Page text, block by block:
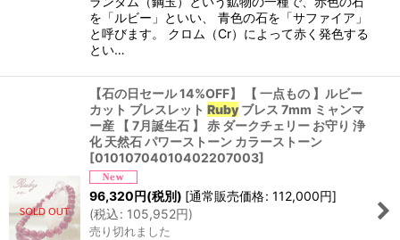
を「ルビー」といい、 青色の石を「サファイア」
と呼びます。 クロム（Cr）によって赤く発色する
とい…
【石の日セール 14%OFF】 【 一点もの 】ルビー
カット ブレスレット Rubyブレス 7mm ミャンマ
ー産 【 7月誕生石 】 赤 ダークチェリー お守り 浄
化 天然石 パワーストーン カラーストーン
[01010704010402207003]
96,320 円(税別) [通常販売価格: 112,000円]
(税込: 105,952円)
売り切れました